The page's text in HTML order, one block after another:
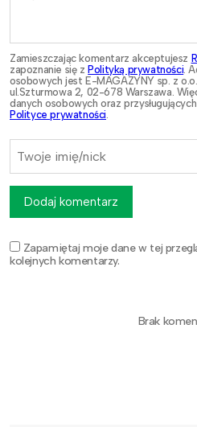
Zamieszczając komentarz akceptujesz
zapoznanie się z Polityką prywatności.
osobowych jest E-MAGAZYNY sp. z
ul.Szturmowa 2, 02-678 Warszawa.
danych osobowych oraz
Polityce prywatności.
Zapamiętaj moje dane w tej
kolejnych komentarzy.
Dodaj komentarz
Brak